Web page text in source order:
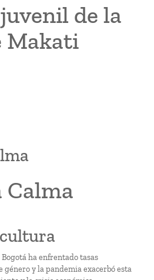
de la
Makati
Calma
cultura
ha enfrentado tasas
género y la pandemia exacerbó esta